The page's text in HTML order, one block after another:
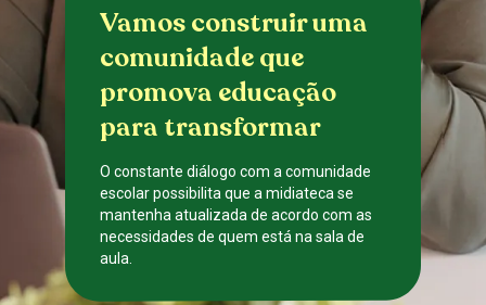
Vamos construir uma
comunidade que
promova educação
para transformar
O constante diálogo com a comunidade
escolar possibilita que a midiateca se
mantenha atualizada de acordo com as
necessidades de quem está na sala de
aula.